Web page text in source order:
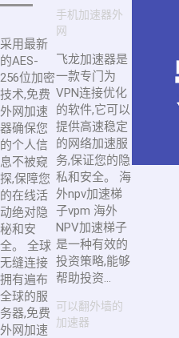
采用最新
的AES-
256位加密
技术,免费
外网加速
器确保您
的个人信
息不被窥
探,保障您
的在线活
动绝对隐
秘和安
全。 全球
无缝连接
拥有遍布
全球的服
务器,免费
外网加速
手机加速器外
网
飞龙加速器是
一款专门为
VPN连接优化
的软件,它可以
提供高速稳定
的网络加速服
务,保证您的隐
私和安全。 海
外npv加速梯
子vpm 海外
NPV加速梯子
是一种有效的
投资策略,能够
帮助投资...
可以翻外墙的
加速器